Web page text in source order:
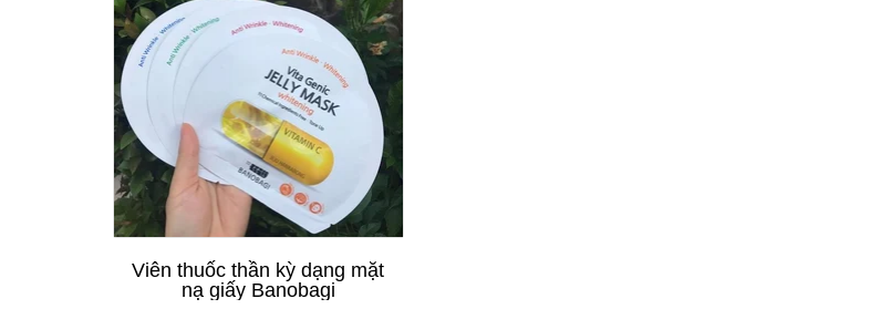
Viên thuốc thần kỳ dạng mặt
nạ giấy Banobagi